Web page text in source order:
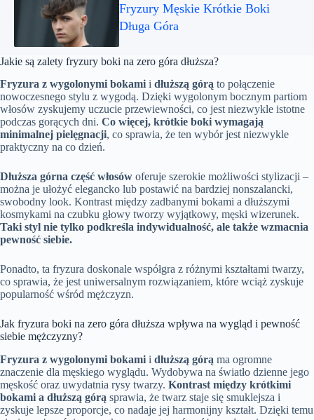
Fryzury Męskie Krótkie Boki
Długa Góra
Jakie są zalety fryzury boki na zero góra dłuższa?
Fryzura z wygolonymi bokami i dłuższą górą to połączenie
nowoczesnego stylu z wygodą. Dzięki wygolonym bocznym partiom
włosów zyskujemy uczucie przewiewności, co jest niezwykle istotne
podczas gorących dni. Co więcej, krótkie boki wymagają
minimalnej pielęgnacji, co sprawia, że ten wybór jest niezwykle
praktyczny na co dzień.
Dłuższa górna część włosów oferuje szerokie możliwości stylizacji –
można je ułożyć elegancko lub postawić na bardziej nonszalancki,
swobodny look. Kontrast między zadbanymi bokami a dłuższymi
kosmykami na czubku głowy tworzy wyjątkowy, męski wizerunek.
Taki styl nie tylko podkreśla indywidualność, ale także wzmacnia
pewność siebie.
Ponadto, ta fryzura doskonale współgra z różnymi kształtami twarzy,
co sprawia, że jest uniwersalnym rozwiązaniem, które wciąż zyskuje
popularność wśród mężczyzn.
Jak fryzura boki na zero góra dłuższa wpływa na wygląd i pewność
siebie mężczyzny?
Fryzura z wygolonymi bokami i dłuższą górą ma ogromne
znaczenie dla męskiego wyglądu. Wydobywa na światło dzienne jego
męskość oraz uwydatnia rysy twarzy. Kontrast między krótkimi
bokami a dłuższą górą sprawia, że twarz staje się smuklejsza i
zyskuje lepsze proporcje, co nadaje jej harmonijny kształt. Dzięki temu